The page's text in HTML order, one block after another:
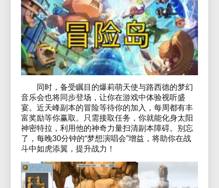
同时，备受瞩目的爆莉萌天使与路西德的梦幻
音乐会也将同步登场，让你在游戏中体验视听盛
宴。近天峰副本的冒险等待你的加入，每周都有丰
富奖励等你赢取。只需接取任务，你就能化身太阳
神密特拉，利用他的神奇力量扫清副本障碍。别忘
了，每晚30分钟的“梦想演唱会”增益，将助你在战
斗中如虎添翼，提升战力！